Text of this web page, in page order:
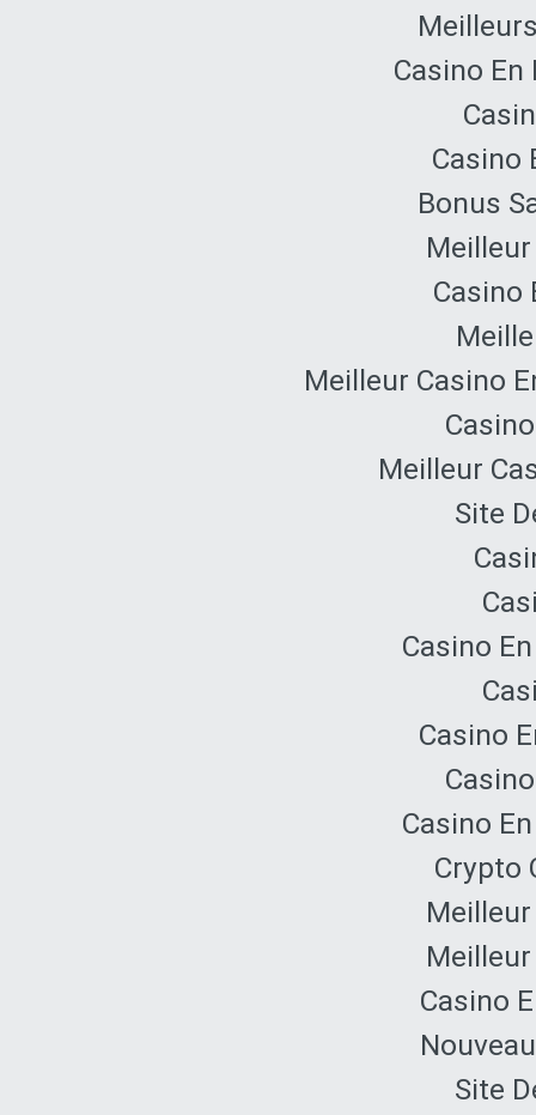
Casino En
Casino
Bonus
Casino
Meilleur Casino
Meilleur
Site
Casino
Casino
Casino
Crypto
Casino
Site